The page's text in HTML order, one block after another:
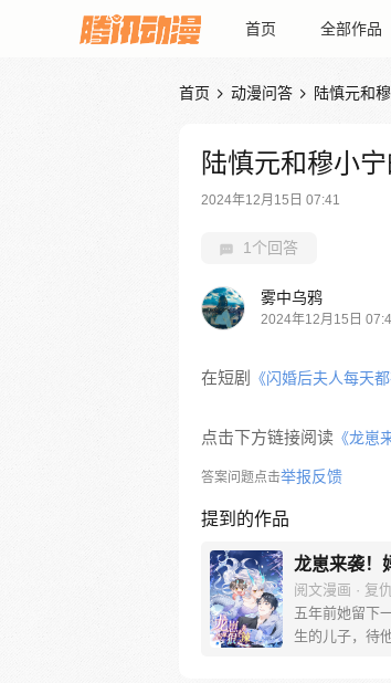
首页 全部作品
首页  动漫问答  陆慎元和
陆慎元和穆小
2024年12月15日 07:41
1个回答
雾中乌鸦
2024年12月15日
在短剧 《闪婚后夫人每天
点击下方链接阅读 《龙崽
答案问题点击举报反馈
提到的作品
龙崽来袭！
阅文漫画 · 复
五年前她留下
生的儿子，待